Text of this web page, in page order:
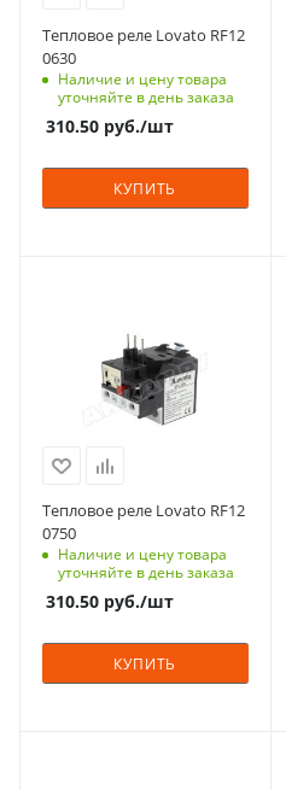
Тепловое реле Lovato RF12
0630
Наличие и цену товара
уточняйте в день заказа
310.50 руб./шт
КУПИТЬ
Тепловое реле Lovato RF12
0750
Наличие и цену товара
уточняйте в день заказа
310.50 руб./шт
КУПИТЬ